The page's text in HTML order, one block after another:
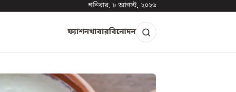
শনিবার, ৮ আগস্ট, ২০২৬
ফ্যাশনখাবারবিনোদন